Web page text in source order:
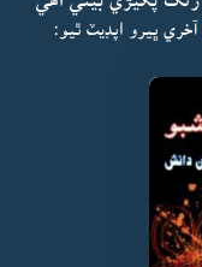
آخري ڀيرو اپڊيٽ ٿيو: